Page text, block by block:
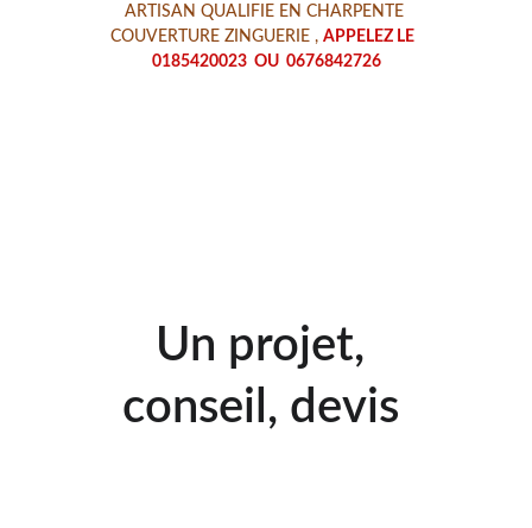
ARTISAN QUALIFIE EN CHARPENTE
COUVERTURE ZINGUERIE , APPELEZ LE
0185420023  OU  0676842726
Un projet,
conseil, devis